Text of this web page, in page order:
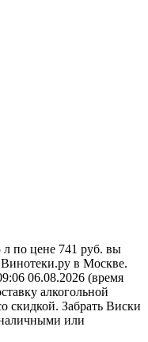
по цене 741 руб. вы
в Москве.
06.08.2026 (время
алкогольной
скидкой. Забрать Виски
или